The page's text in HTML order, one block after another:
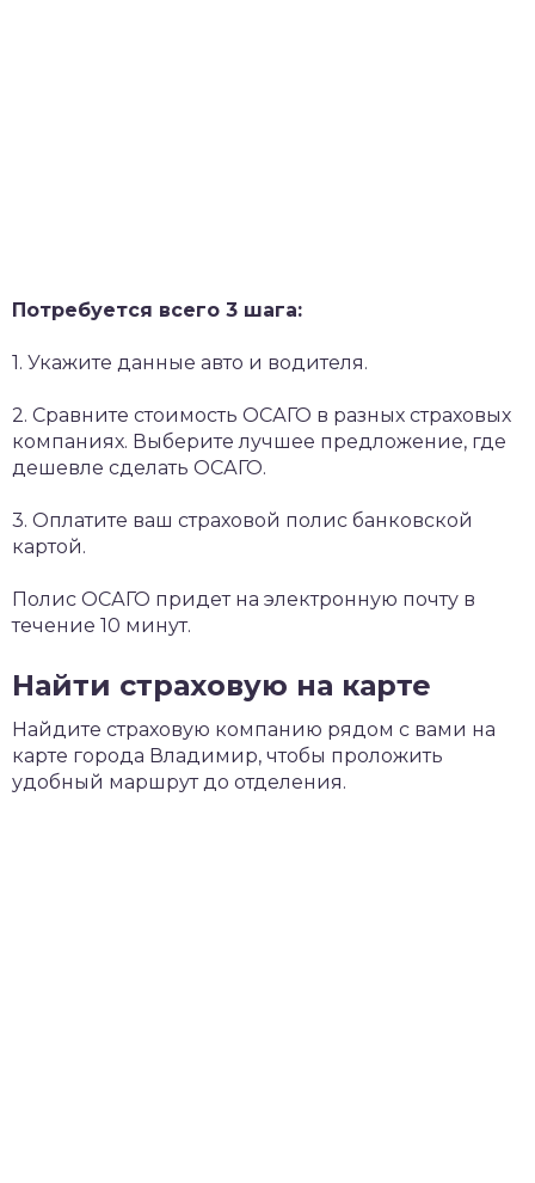
Потребуется всего 3 шага:
1. Укажите данные авто и водителя.
2. Сравните стоимость ОСАГО в разных страховых
компаниях. Выберите лучшее предложение, где
дешевле сделать ОСАГО.
3. Оплатите ваш страховой полис банковской
картой.
Полис ОСАГО придет на электронную почту в
течение 10 минут.
Найти страховую на карте
Найдите страховую компанию рядом с вами на
карте города Владимир, чтобы проложить
удобный маршрут до отделения.